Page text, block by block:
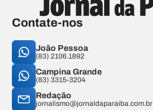
Contate-nos
João Pessoa
(83) 2106.1892
Campina Grande
(83) 3315-3204
Redação
jornalismo@jornaldaparaiba.com.br